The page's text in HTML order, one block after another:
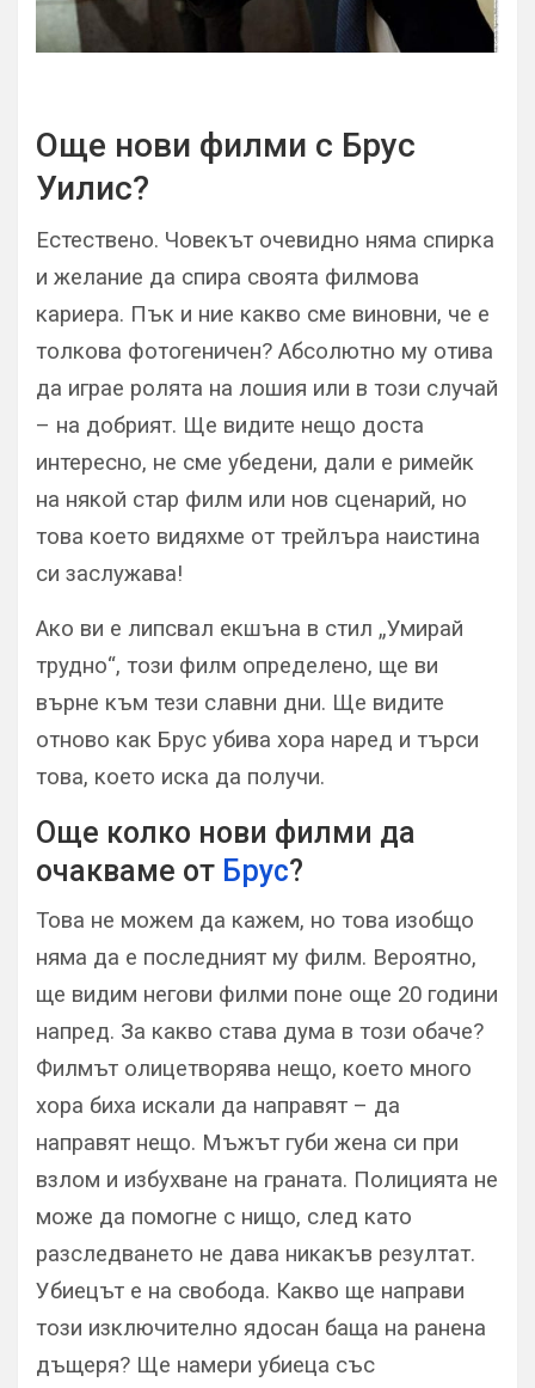
Още нови филми с Брус
Уилис?
Естествено. Човекът очевидно няма спирка
и желание да спира своята филмова
кариера. Пък и ние какво сме виновни, че е
толкова фотогеничен? Абсолютно му отива
да играе ролята на лошия или в този случай
– на добрият. Ще видите нещо доста
интересно, не сме убедени, дали е римейк
на някой стар филм или нов сценарий, но
това което видяхме от трейлъра наистина
си заслужава!
Ако ви е липсвал екшъна в стил „Умирай
трудно“, този филм определено, ще ви
върне към тези славни дни. Ще видите
отново как Брус убива хора наред и търси
това, което иска да получи.
Още колко нови филми да
очакваме от Брус?
Това не можем да кажем, но това изобщо
няма да е последният му филм. Вероятно,
ще видим негови филми поне още 20 години
напред. За какво става дума в този обаче?
Филмът олицетворява нещо, което много
хора биха искали да направят – да
направят нещо. Мъжът губи жена си при
взлом и избухване на граната. Полицията не
може да помогне с нищо, след като
разследването не дава никакъв резултат.
Убиецът е на свобода. Какво ще направи
този изключително ядосан баща на ранена
дъщеря? Ще намери убиеца със